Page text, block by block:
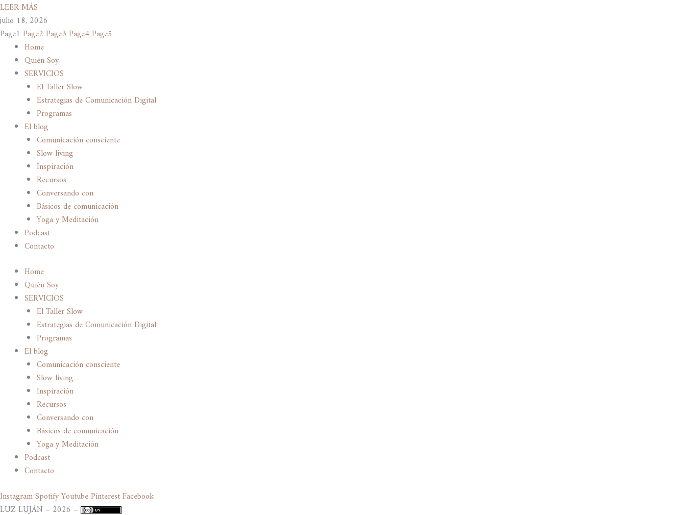
LEER MÁS
julio 18, 2026
Page1 Page2 Page3 Page4 Page5
Home
Quién Soy
SERVICIOS
El Taller Slow
Estrategias de Comunicación Digital
Programas
El blog
Comunicación consciente
Slow living
Inspiración
Recursos
Conversando con
Básicos de comunicación
Yoga y Meditación
Podcast
Contacto
Home
Quién Soy
SERVICIOS
El Taller Slow
Estrategias de Comunicación Digital
Programas
El blog
Comunicación consciente
Slow living
Inspiración
Recursos
Conversando con
Básicos de comunicación
Yoga y Meditación
Podcast
Contacto
InstagramSpotifyYoutubePinterestFacebook
LUZ LUJÁN – 2026 –